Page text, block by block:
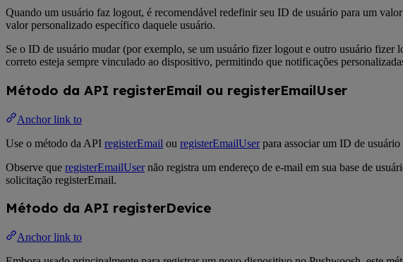
Quando um usuário faz logout, é recomendável redefinir seu ID de usuário para um
valor personalizado específico daquele usuário.
Se o ID de usuário mudar (por exemplo, se um usuário fizer logout e outro usuário fizer
correto esteja sempre vinculado ao dispositivo, permitindo que notificações
Método da API registerEmail ou registerEmailUser
Anchor link to
Use o método da API registerEmail ou registerEmailUserpara associar um ID de
Observe que registerEmailUsernão registra um endereço de e-mail em sua base de
solicitação registerEmail.
Método da API registerDevice
Anchor link to